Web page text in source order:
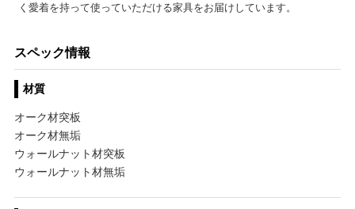
く愛着を持って使っていただける家具をお届けしています。
スペック情報
材質
オーク材突板
オーク材無垢
ウォールナット材突板
ウォールナット材無垢